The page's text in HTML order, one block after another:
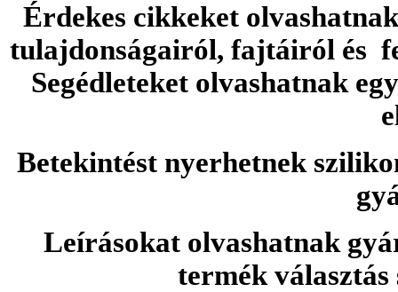
Érdekes cikkeket
tulajdonságairól, fajtáiról és
Segédleteket olvashatnak
Betekintést nyerhetnek
Leírásokat olvashatnak
termék